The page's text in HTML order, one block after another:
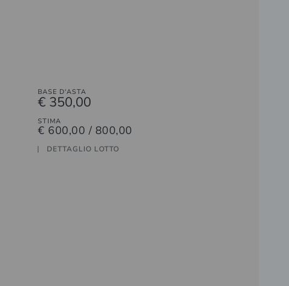
BASE D'ASTA
€ 350,00
STIMA
€ 600,00 / 800,00
DETTAGLIO LOTTO